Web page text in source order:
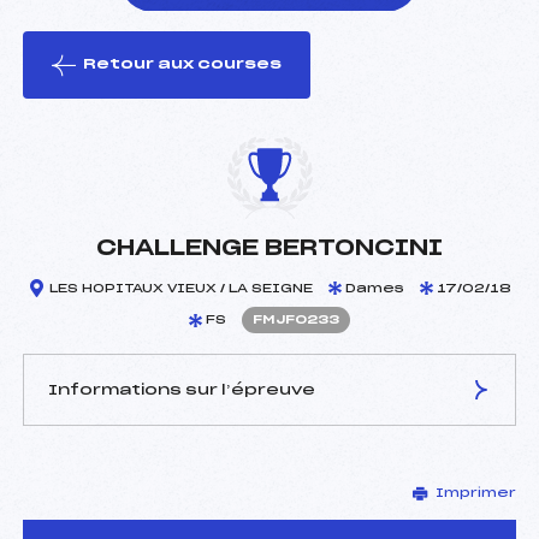
le ski
Retour aux courses
CHALLENGE BERTONCINI
LES HOPITAUX VIEUX / LA SEIGNE Dames 17/02/18
FS FMJF0233
Informations sur l’épreuve
DREZET DANIEL (MJ)
D.T Adjoint :
–
Imprimer